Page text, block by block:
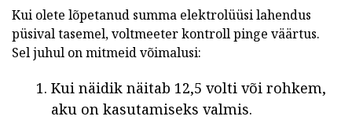
Kui olete lõpetanud summa elektrolüüsi lahendus
püsival tasemel, voltmeeter kontroll pinge väärtus.
Sel juhul on mitmeid võimalusi:
Kui näidik näitab 12,5 volti või rohkem,
aku on kasutamiseks valmis.